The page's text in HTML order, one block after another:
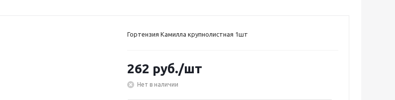
Гортензия Камилла крупнолистная 1шт
262 руб./шт
Нет в наличии